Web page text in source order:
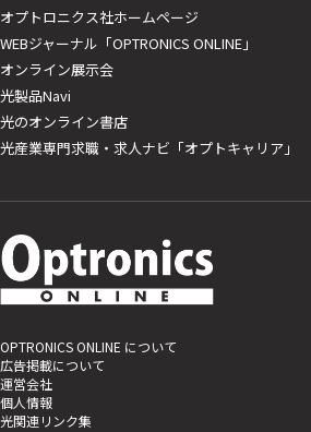
オプトロニクス社ホームページ
WEBジャーナル「OPTRONICS ONLINE」
オンライン展示会
光製品Navi
光のオンライン書店
光産業専門求職・求人ナビ「オプトキャリア」
OPTRONICS ONLINE について
広告掲載について
運営会社
個人情報
光関連リンク集